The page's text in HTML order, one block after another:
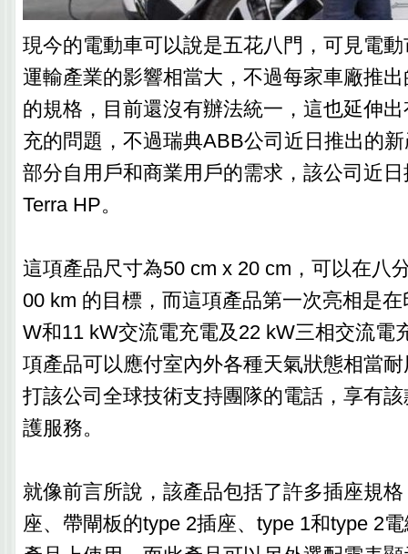
現今的電動車可以說是五花八門，可見電
運輸產業的影響相當大，不過每家車廠推
的規格，目前還沒有辦法統一，這也延伸
充的問題，不過瑞典ABB公司近日推出的
部分自用戶和商業用戶的需求，該公司近
Terra HP。
這項產品尺寸為50 cm x 20 cm，可以在八
00 km 的目標，而這項產品第一次亮相是
W和11 kW交流電充電及22 kW三相交流電
項產品可以應付室內外各種天氣狀態相當
打該公司全球技術支持團隊的電話，享有
護服務。
就像前言所說，該產品包括了許多插座規
座、帶閘板的type 2插座、type 1和type 2